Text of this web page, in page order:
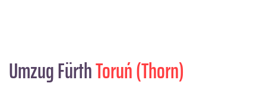
Umzug FürthToruń (Thorn)